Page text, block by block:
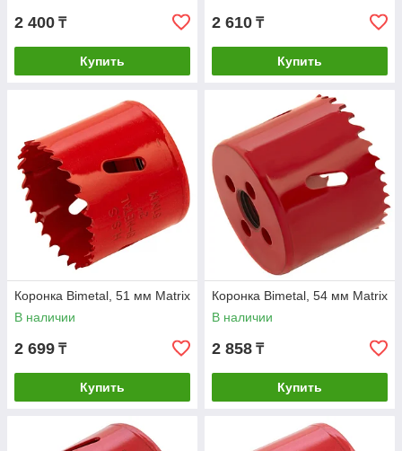
2 400 ₸
Купить
2 610 ₸
Купить
Коронка Bimetal, 51 мм Matrix
В наличии
2 699 ₸
Купить
Коронка Bimetal, 54 мм Matrix
В наличии
2 858 ₸
Купить